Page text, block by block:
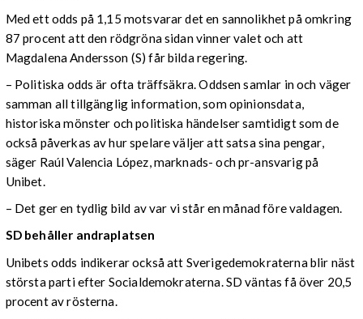
Med ett odds på 1,15 motsvarar det en sannolikhet på omkring
87 procent att den rödgröna sidan vinner valet och att
Magdalena Andersson (S) får bilda regering.
– Politiska odds är ofta träffsäkra. Oddsen samlar in och väger
samman all tillgänglig information, som opinionsdata,
historiska mönster och politiska händelser samtidigt som de
också påverkas av hur spelare väljer att satsa sina pengar,
säger Raúl Valencia López, marknads- och pr-ansvarig på
Unibet.
– Det ger en tydlig bild av var vi står en månad före valdagen.
SD behåller andraplatsen
Unibets odds indikerar också att Sverigedemokraterna blir näst
största parti efter Socialdemokraterna. SD väntas få över 20,5
procent av rösterna.